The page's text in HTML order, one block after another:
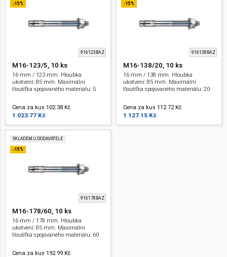
-15%
916123BAZ
M16-123/5, 10 ks
16 mm / 123 mm. Hloubka
ukotvení: 85 mm. Maximální
tloušťka spojovaného materiálu: 5
Cena za kus 102.38 Kč
1 023.77 Kč
-15%
916138BAZ
M16-138/20, 10 ks
16 mm / 138 mm. Hloubka
ukotvení: 85 mm. Maximální
tloušťka spojovaného materiálu: 20
Cena za kus 112.72 Kč
1 127.15 Kč
SKLADEM U DODAVATELE
-15%
916178BAZ
M16-178/60, 10 ks
16 mm / 178 mm. Hloubka
ukotvení: 85 mm. Maximální
tloušťka spojovaného materiálu: 60
Cena za kus 192.99 Kč